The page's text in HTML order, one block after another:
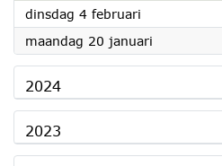
dinsdag 4 februari
maandag 20 januari
2024
2023